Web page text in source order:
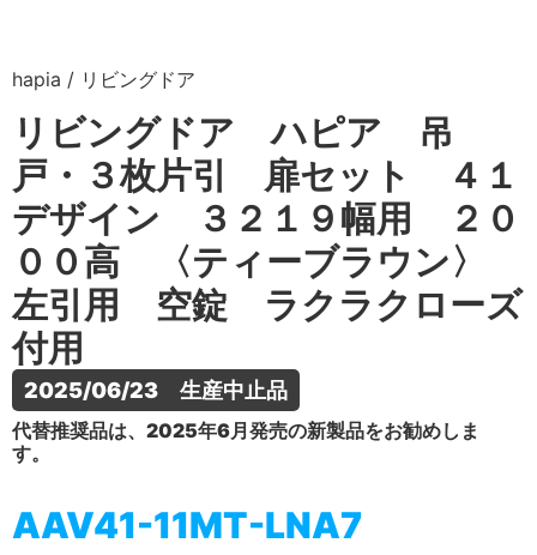
hapia / リビングドア
リビングドア ハピア 吊
戸・３枚片引 扉セット ４１
デザイン ３２１９幅用 ２０
００高 〈ティーブラウン〉
左引用 空錠 ラクラクローズ
付用
2025/06/23　生産中止品
代替推奨品は、2025年6月発売の新製品をお勧めしま
す。
AAV41-11MT-LNA7